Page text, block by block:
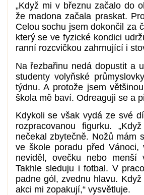
„Když mi v březnu začalo do
že madona začala praskat.
Celou sochu jsem dokončil za
který se ve fyzické kondici
ranní rozcvičkou zahrnující i
Na řezbařinu nedá dopustit a
studenty volyňské
týdnu. A protože jsem
škola mě baví. Odreaguji se a
Kdykoli se však vydá ze své
rozpracovanou figurku.
nečekal zbytečně. Nožů mám
ve škole poradu před
neviděl, ovečku nebo menší
Takhle sleduju i fotbal. V
padne gól, zvednu hlavu.
akci mi zopakují,“ vysvětluje.